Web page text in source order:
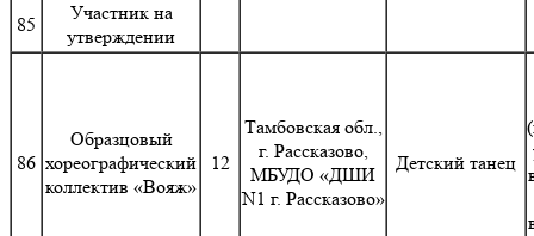
85
Участник на
утверждении
86
Образцовый
хореографический
коллектив «Вояж»
12
Тамбовская обл.,
г. Рассказово,
МБУДО «ДШИ
N1 г. Рассказово»
Детский танец